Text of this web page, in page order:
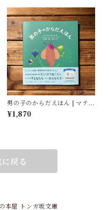
男の子のからだえほん | マティ
ルド・ボディ(著/文 | イラス
ト), ティフェーヌ・ディユー
¥1,870
戻る
本屋 トンガ坂文庫